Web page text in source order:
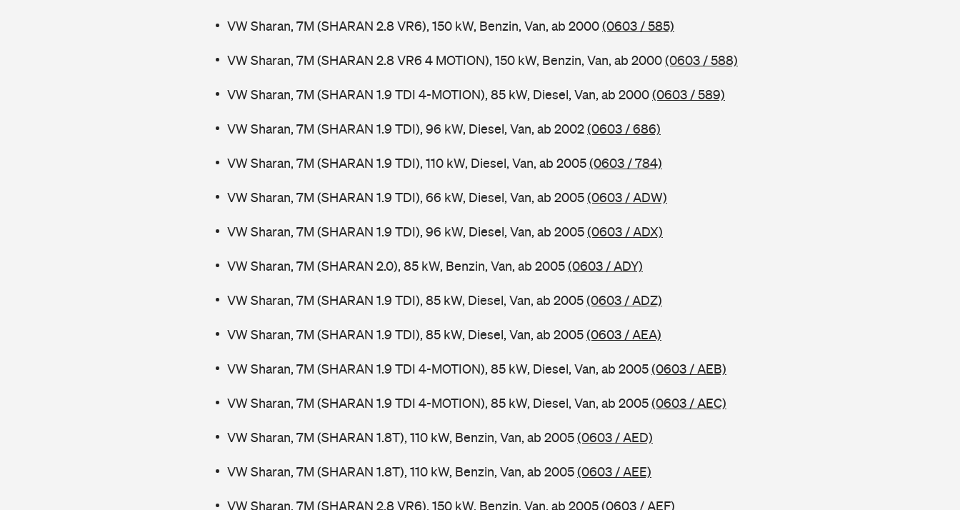
VW Sharan, 7M (SHARAN 2.8 VR6), 150 kW, Benzin, Van, ab 2000(0603 / 585)
VW Sharan, 7M (SHARAN 2.8 VR6 4 MOTION), 150 kW, Benzin, Van, ab 2000(0603 / 588)
VW Sharan, 7M (SHARAN 1.9 TDI 4-MOTION), 85 kW, Diesel, Van, ab 2000(0603 / 589)
VW Sharan, 7M (SHARAN 1.9 TDI), 96 kW, Diesel, Van, ab 2002(0603 / 686)
VW Sharan, 7M (SHARAN 1.9 TDI), 110 kW, Diesel, Van, ab 2005(0603 / 784)
VW Sharan, 7M (SHARAN 1.9 TDI), 66 kW, Diesel, Van, ab 2005(0603 / ADW)
VW Sharan, 7M (SHARAN 1.9 TDI), 96 kW, Diesel, Van, ab 2005(0603 / ADX)
VW Sharan, 7M (SHARAN 2.0), 85 kW, Benzin, Van, ab 2005(0603 / ADY)
VW Sharan, 7M (SHARAN 1.9 TDI), 85 kW, Diesel, Van, ab 2005(0603 / ADZ)
VW Sharan, 7M (SHARAN 1.9 TDI), 85 kW, Diesel, Van, ab 2005(0603 / AEA)
VW Sharan, 7M (SHARAN 1.9 TDI 4-MOTION), 85 kW, Diesel, Van, ab 2005(0603 / AEB)
VW Sharan, 7M (SHARAN 1.9 TDI 4-MOTION), 85 kW, Diesel, Van, ab 2005(0603 / AEC)
VW Sharan, 7M (SHARAN 1.8T), 110 kW, Benzin, Van, ab 2005(0603 / AED)
VW Sharan, 7M (SHARAN 1.8T), 110 kW, Benzin, Van, ab 2005(0603 / AEE)
VW Sharan, 7M (SHARAN 2.8 VR6), 150 kW, Benzin, Van, ab 2005(0603 / AEF)